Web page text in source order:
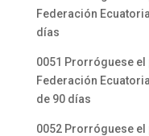
Federación
días
0051 Prorróguese
Federación
de 90 días
0052 Prorróguese